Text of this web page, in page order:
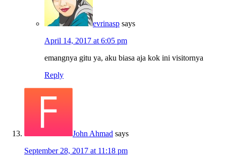
evrinasp says
April 14, 2017 at 6:05 pm
emangnya gitu ya, aku biasa aja kok ini visitornya
Reply
John Ahmad says
September 28, 2017 at 11:18 pm